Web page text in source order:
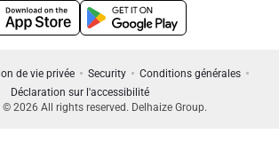
de vie privée Security
Conditions générales
Déclaration sur l'accessibilité
2026 All rights reserved. Delhaize Group.